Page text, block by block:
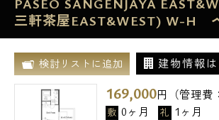
三軒茶屋EAST&WEST) W-H
検討リストに追加 建物情報
169,000円（管理費：
敷 0ヶ月 礼 1ヶ月